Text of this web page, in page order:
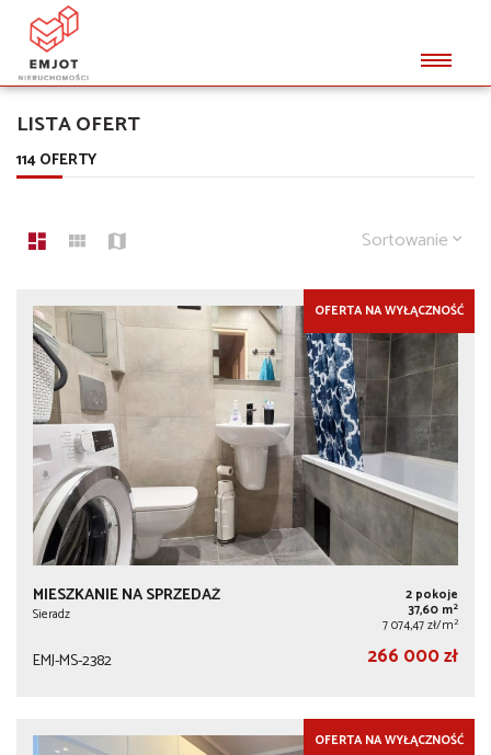
LISTA OFERT
114 OFERTY
Sortowanie
OFERTA NA WYŁĄCZNOŚĆ
MIESZKANIE NA SPRZEDAŻ
Sieradz
2 pokoje
37,60 m2
7 074,47 zł/m2
EMJ-MS-2382 266 000 zł
OFERTA NA WYŁĄCZNOŚĆ